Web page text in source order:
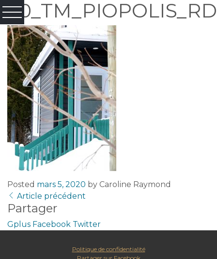
Posted mars 5, 2020 by Caroline Raymond
Article précédent
Partager
Gplus Facebook Twitter
Politique de confidentialité